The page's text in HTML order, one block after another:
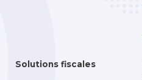
Solutions fiscales